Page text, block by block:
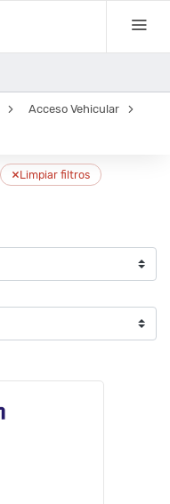
Acceso Vehicular
×Limpiar filtros